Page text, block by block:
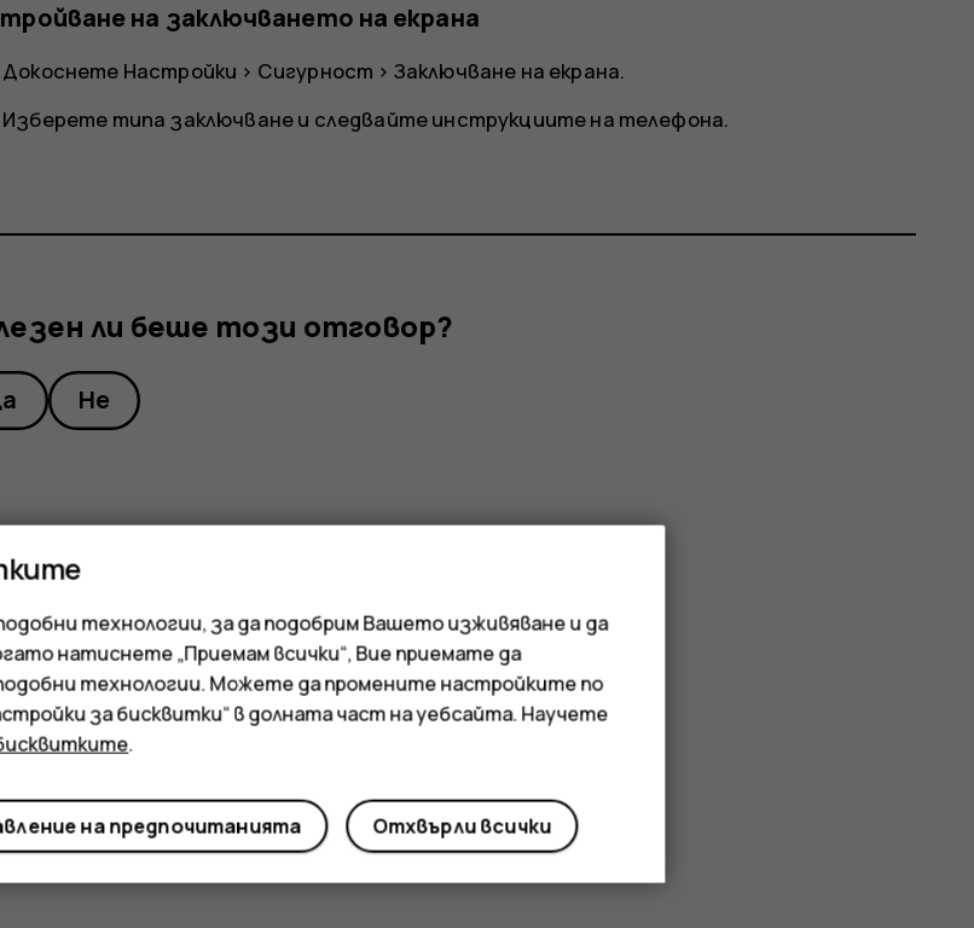
на заключването на екрана
Докоснете Настройки > Сигурност > Заключване на екрана.
Изберете типа заключване и следвайте инструкциите на телефона.
ли беше този отговор?
Не
технологии, за да подобрим Вашето изживяване и да
натиснете „Приемам всички“, Вие приемате да
технологии. Можете да промените настройките по
за бисквитки“ в долната част на уебсайта. Научете
.
Отхвърли всички
на предпочитанията